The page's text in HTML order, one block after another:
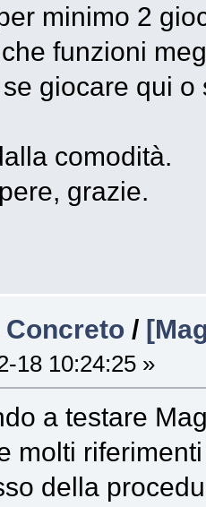
minimo 2
funzioni
giocare qui
comodità.
grazie.
Concreto /
18 10:24:25 »
a testare
molti
della